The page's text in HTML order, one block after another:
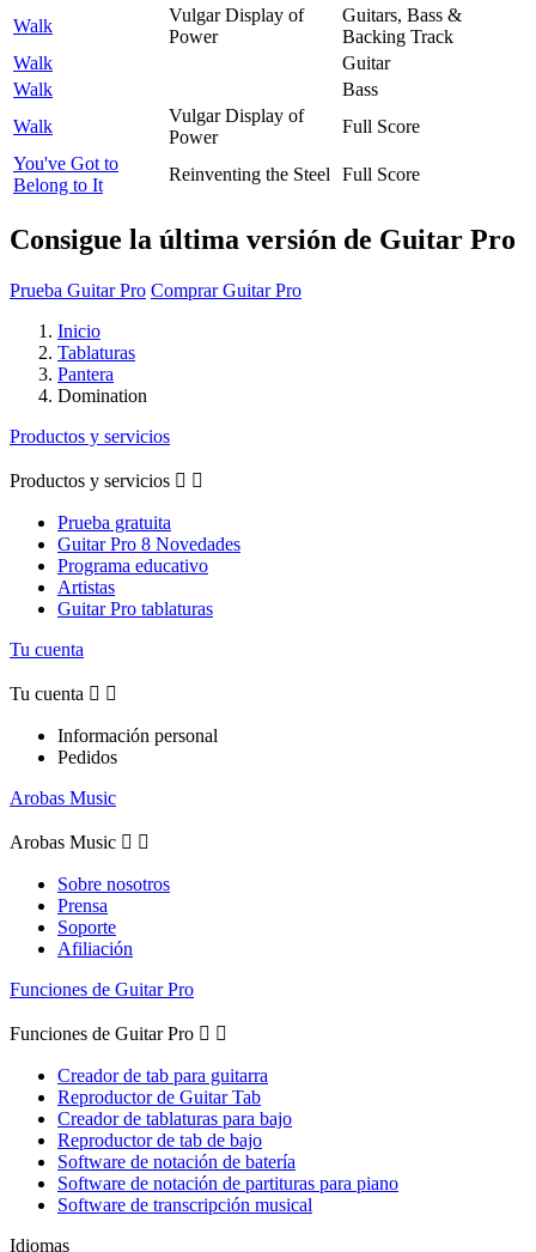
Walk
Vulgar Display of
Power
Guitars, Bass &
Backing Track
Walk
Guitar
Walk
Bass
Walk
Vulgar Display of
Power
Full Score
You've Got to
Belong to It
Reinventing the Steel Full Score
Consigue la última versión de Guitar Pro
Prueba Guitar Pro Comprar Guitar Pro
Inicio
Tablaturas
Pantera
Domination
Productos y servicios
Productos y servicios  
Prueba gratuita
Guitar Pro 8 Novedades
Programa educativo
Artistas
Guitar Pro tablaturas
Tu cuenta
Tu cuenta  
Información personal
Pedidos
Arobas Music
Arobas Music  
Sobre nosotros
Prensa
Soporte
Afiliación
Funciones de Guitar Pro
Funciones de Guitar Pro  
Creador de tab para guitarra
Reproductor de Guitar Tab
Creador de tablaturas para bajo
Reproductor de tab de bajo
Software de notación de batería
Software de notación de partituras para piano
Software de transcripción musical
Idiomas